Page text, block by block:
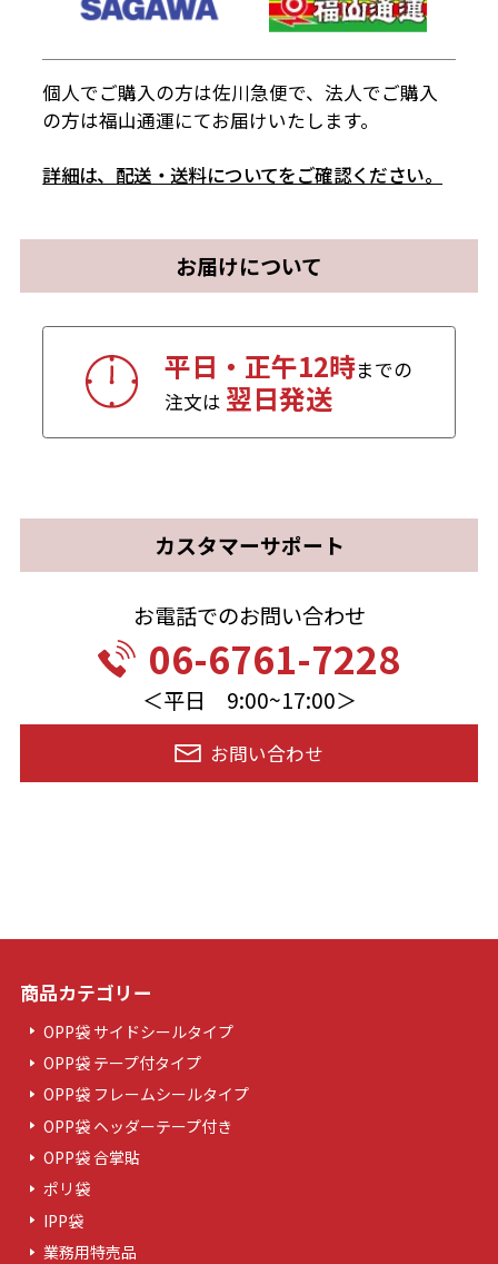
個人でご購入の方は佐川急便で、法人でご購入
の方は福山通運にてお届けいたします。
詳細は、配送・送料についてをご確認ください。
お届けについて
平日・正午12時までの
注文は 翌日発送
カスタマーサポート
お電話でのお問い合わせ
06-6761-7228
＜平日 9:00~17:00＞
お問い合わせ
商品カテゴリー
OPP袋 サイドシールタイプ
OPP袋 テープ付タイプ
OPP袋 フレームシールタイプ
OPP袋 ヘッダーテープ付き
OPP袋 合掌貼
ポリ袋
IPP袋
業務用特売品